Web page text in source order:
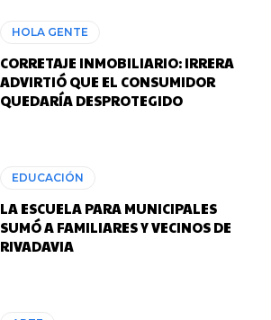
HOLA GENTE
CORRETAJE INMOBILIARIO: IRRERA
ADVIRTIÓ QUE EL CONSUMIDOR
QUEDARÍA DESPROTEGIDO
EDUCACIÓN
LA ESCUELA PARA MUNICIPALES
SUMÓ A FAMILIARES Y VECINOS DE
RIVADAVIA